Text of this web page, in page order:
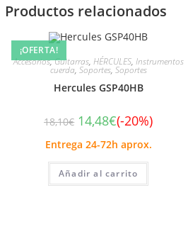
Productos relacionados
¡OFERTA!
Accesorios,Guitarras, HÉRCULES, Instrumentos
cuerda, Soportes, Soportes
Hercules GSP40HB
18,10€ 14,48€(-20%)
Entrega 24-72h aprox.
Añadir al carrito